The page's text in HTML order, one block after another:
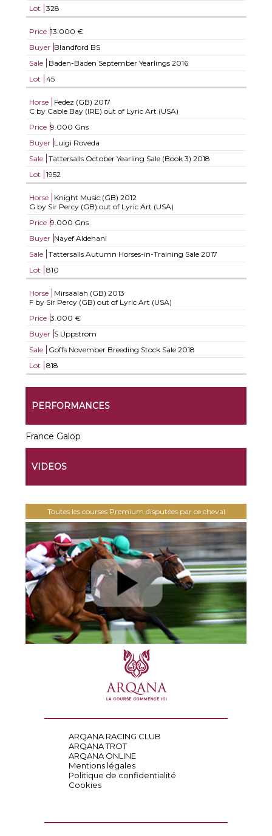
Lot
328
Price 13.000 €
Buyer Blandford BS
Sale
Baden-Baden September Yearlings 2016
Lot
45
Horse Fedez (GB) 2017
C by Cable Bay (IRE) out of Lyric Art (USA)
Price 9.000 Gns
Buyer Luigi Roveda
Sale
Tattersalls October Yearling Sale (Book 3) 2018
Lot
1952
Horse Knight Music (GB) 2012
G by Sir Percy (GB) out of Lyric Art (USA)
Price 9.000 Gns
Buyer Nayef Aldehani
Sale
Tattersalls Autumn Horses-in-Training Sale 2017
Lot
810
Horse Mirsaalah (GB) 2013
F by Sir Percy (GB) out of Lyric Art (USA)
Price 3.000 €
Buyer S Uppstrom
Sale
Goffs November Breeding Stock Sale 2018
Lot
818
PERFORMANCES
France Galop
VIDEOS
Toutes les courses Premium disputées par ce cheval
ARQANA RACING CLUB
ARQANA TROT
ARQANA ONLINE
Mentions légales
Politique de confidentialité
Cookies